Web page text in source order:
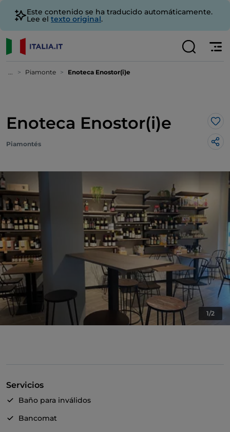
Este contenido se ha traducido automáticamente.
Lee el texto original.
... Piamonte Enoteca Enostor(i)e
Enoteca Enostor(i)e Me
Piamontés
1/2
Servicios
Baño para inválidos
Bancomat